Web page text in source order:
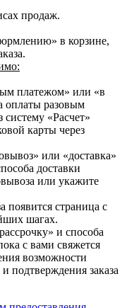
продаж.
в корзине,
платежом» или «в
оплаты разовым
систему «Расчет»
карты через
или «доставка»
доставки
или укажите
появится страница с
шагах.
и способа
с вами свяжется
возможности
подтверждения заказа